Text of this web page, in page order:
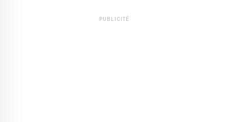
PUBLICITÉ